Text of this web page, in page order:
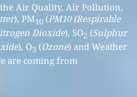
the Air Quality, Air Pollution,
), PM10(PM10 (Respirable
Dioxide), SO2 (Sulphur
), O3 (Ozone ) and Weather
are coming from: